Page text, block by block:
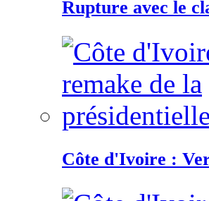
Rupture avec le
Côte d'Ivoire :